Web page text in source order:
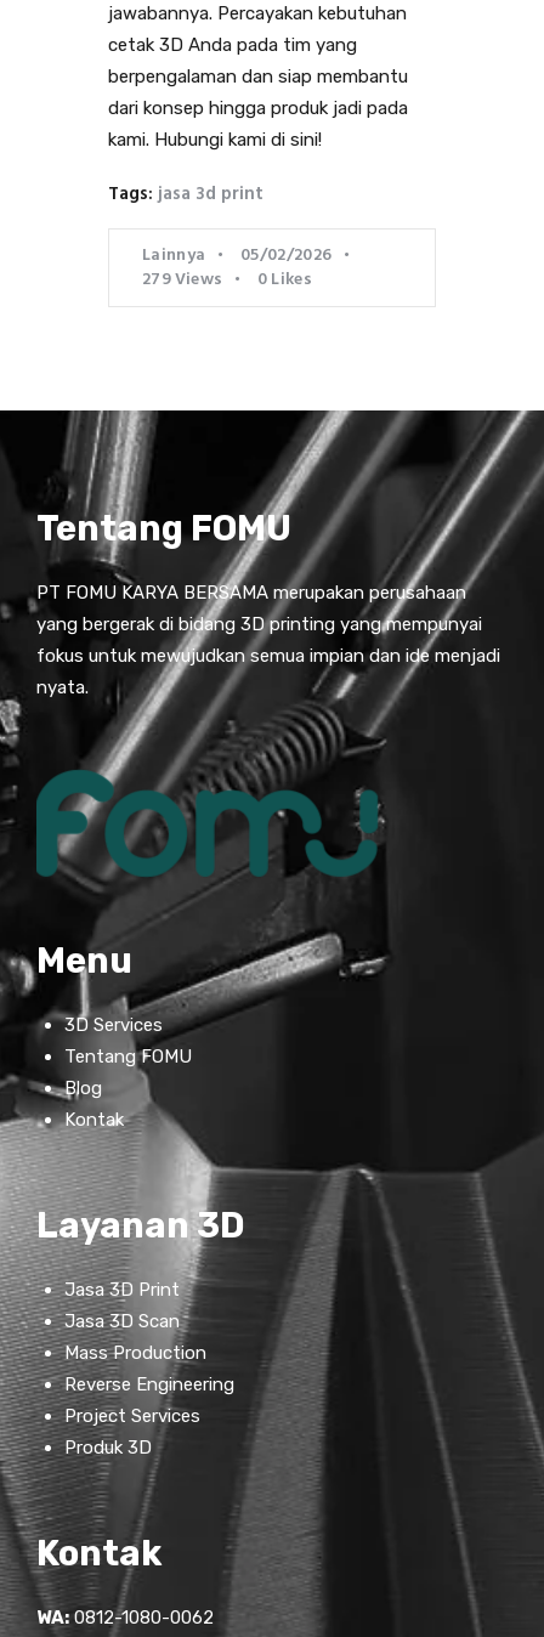
jawabannya. Percayakan kebutuhan
cetak 3D Anda pada tim yang
berpengalaman dan siap membantu
dari konsep hingga produk jadi pada
kami. Hubungi kami di sini!
Tags: jasa 3d print
Lainnya
05/02/2026
279Views 0Likes
Tentang FOMU
PT FOMU KARYA BERSAMA merupakan perusahaan
yang bergerak di bidang 3D printing yang mempunyai
fokus untuk mewujudkan semua impian dan ide menjadi
nyata.
Menu
3D Services
Tentang FOMU
Blog
Kontak
Layanan 3D
Jasa 3D Print
Jasa 3D Scan
Mass Production
Reverse Engineering
Project Services
Produk 3D
Kontak
WA: 0812-1080-0062